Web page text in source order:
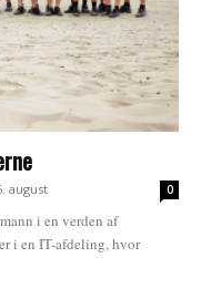
august 0
i en verden af
i en IT-afdeling, hvor